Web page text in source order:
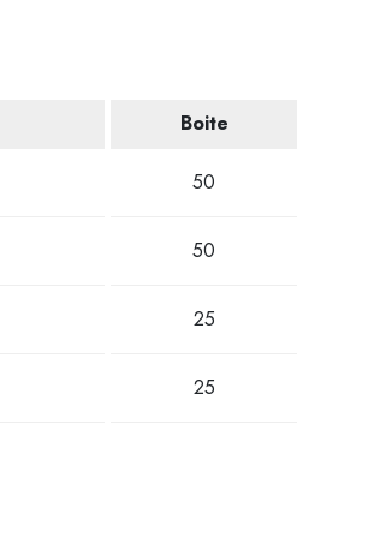
Boite
50
50
25
25